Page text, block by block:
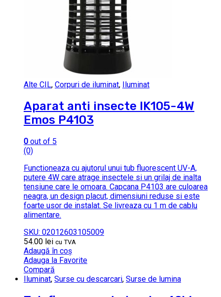
Alte CIL, Corpuri de iluminat, Iluminat
Aparat anti insecte IK105-4W
Emos P4103
0 out of 5
(0)
Functioneaza cu ajutorul unui tub fluorescent UV-A,
putere 4W care atrage insectele si un grilaj de inalta
tensiune care le omoara. Capcana P4103 are culoarea
neagra, un design placut, dimensiuni reduse si este
foarte usor de instalat. Se livreaza cu 1 m de cablu
alimentare.
SKU: 02012603105009
54.00 lei cu TVA
Adaugă în coș
Adauga la Favorite
Compară
Iluminat, Surse cu descarcari, Surse de lumina